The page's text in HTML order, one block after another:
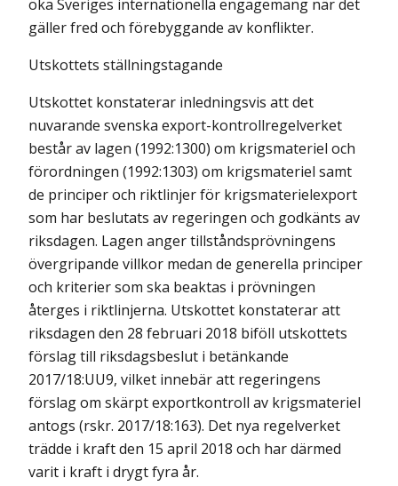
öka Sveriges internationella engagemang när det
gäller fred och förebyggande av konflikter.
Utskottets ställningstagande
Utskottet konstaterar inledningsvis att det
nuvarande svenska export-kontrollregelverket
består av lagen (1992:1300) om krigsmateriel och
förordningen (1992:1303) om krigsmateriel samt
de principer och riktlinjer för krigsmaterielexport
som har beslutats av regeringen och godkänts av
riksdagen. Lagen anger tillståndsprövningens
övergripande villkor medan de generella principer
och kriterier som ska beaktas i prövningen
återges i riktlinjerna. Utskottet konstaterar att
riksdagen den 28 februari 2018 biföll utskottets
förslag till riksdagsbeslut i betänkande
2017/18:UU9, vilket innebär att regeringens
förslag om skärpt exportkontroll av krigsmateriel
antogs (rskr. 2017/18:163). Det nya regelverket
trädde i kraft den 15 april 2018 och har därmed
varit i kraft i drygt fyra år.